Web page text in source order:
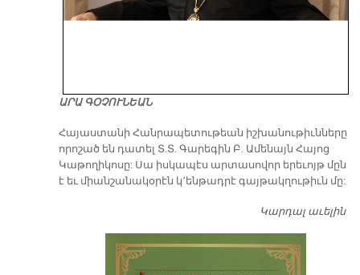
ԱՐԱ ԳՕՉՈՒՆԵԱՆ
​Հայաստանի Հանրապետութեան իշխանութիւնները
որոշած են դատել Տ.Տ. Գարեգին Բ. Ամենայն Հայոց
Կաթողիկոսը: Սա իսկապէս արտասովոր երեւոյթ մըն
է եւ միանշանակօրէն կ՚ենթադրէ գայթակղութիւն մը:
Կարդալ աւելին